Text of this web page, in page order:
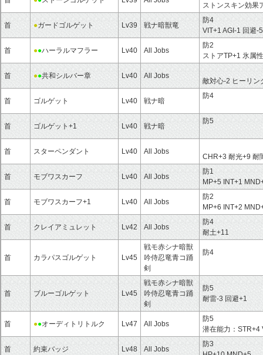
ストンスキン効果
首 ●ガードゴルゲット Lv39 戦ナ暗獣竜
防4
VIT+1 AGI-1 回避-
首 ●●ハーラルマフラー Lv40 All Jobs
防2
ストアTP+1 氷属
首 ●●共和シルバー章 Lv40 All Jobs
敵対心-2 ヒーリン
首 ゴルゲット Lv40 戦ナ暗
防4
首 ゴルゲット+1 Lv40 戦ナ暗
防5
首 スターペンダント Lv40 All Jobs
CHR+3 耐光+9 耐
首 モブワスカーフ Lv40 All Jobs
防1
MP+5 INT+1
首 モブワスカーフ+1 Lv40 All Jobs
防2
MP+6 INT+2
首 クレイアミュレット Lv42 All Jobs
防4
耐土+11
首 カラパスゴルゲット Lv45
戦モ赤シナ暗獣
吟侍忍竜青コ踊
剣
防4
首 ブルーゴルゲット Lv45
戦モ赤シナ暗獣
吟侍忍竜青コ踊
剣
防5
耐雷-3 回避+1
首 ●●オーディトリトルク Lv47 All Jobs
防5
潜在能力：STR+4
首 約束バッジ Lv48 All Jobs
防3